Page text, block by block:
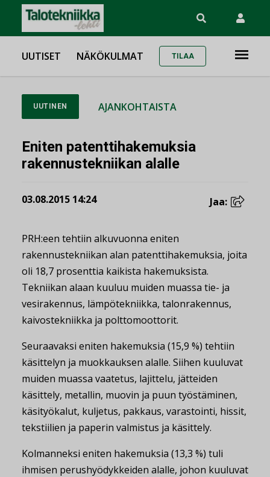
UUTISET NÄKÖKULMAT TILAA
UUTINEN AJANKOHTAISTA
Eniten patenttihakemuksia
rakennustekniikan alalle
03.08.2015 14:24 Jaa:
PRH:een tehtiin alkuvuonna eniten
rakennustekniikan alan patenttihakemuksia, joita
oli 18,7 prosenttia kaikista hakemuksista.
Tekniikan alaan kuuluu muiden muassa tie- ja
vesirakennus, lämpötekniikka, talonrakennus,
kaivostekniikka ja polttomoottorit.
Seuraavaksi eniten hakemuksia (15,9 %) tehtiin
käsittelyn ja muokkauksen alalle. Siihen kuuluvat
muiden muassa vaatetus, lajittelu, jätteiden
käsittely, metallin, muovin ja puun työstäminen,
käsityökalut, kuljetus, pakkaus, varastointi, hissit,
tekstiilien ja paperin valmistus ja käsittely.
Kolmanneksi eniten hakemuksia (13,3 %) tuli
ihmisen perushyödykkeiden alalle, johon kuuluvat